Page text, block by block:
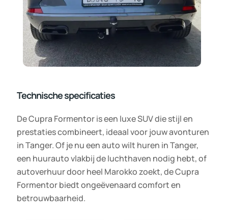
Technische specificaties
De Cupra Formentor is een luxe SUV die stijl en
prestaties combineert, ideaal voor jouw avonturen
in Tanger. Of je nu een auto wilt huren in Tanger,
een huurauto vlakbij de luchthaven nodig hebt, of
autoverhuur door heel Marokko zoekt, de Cupra
Formentor biedt ongeëvenaard comfort en
betrouwbaarheid.